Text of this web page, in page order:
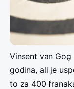
Vinsent van
godina, ali je
to za 400